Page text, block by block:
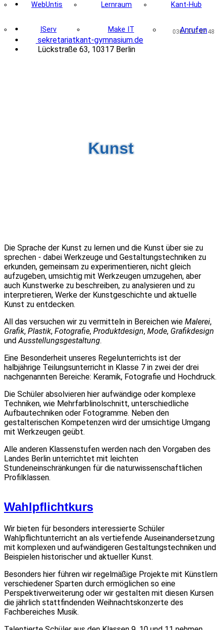
WebUntis Lernraum Kant-Hub
IServ Make IT Anrufen
030 - 513 97 48
sekretariat@
kant-gymnasium.de
Lückstraße 63, 10317 Berlin
Kunst
Die Sprache der Kunst zu lernen und die Kunst über sie zu
sprechen - dabei Werkzeuge und Gestaltungstechniken zu
erkunden, gemeinsam zu experimentieren, nicht gleich
aufzugeben, umsichtig mit Werkzeugen umzugehen, aber
auch Kunstwerke zu beschreiben, zu analysieren und zu
interpretieren, Werke der Kunstgeschichte und aktuelle
Kunst zu entdecken.
All das versuchen wir zu vermitteln in Bereichen wie Malerei,
Grafik, Plastik, Fotografie, Produktdesign, Mode, Grafikdesign
undAusstellungsgestaltung.
Eine Besonderheit unseres Regelunterrichts ist der
halbjährige Teilungsunterricht in Klasse 7 in zwei der drei
nachgenannten Bereiche: Keramik, Fotografie und Hochdruck.
Die Schüler absolvieren hier aufwändige oder komplexe
Techniken, wie Mehrfarblinolschnitt, unterschiedliche
Aufbautechniken oder Fotogramme. Neben den
gestalterischen Kompetenzen wird der umsichtige Umgang
mit Werkzeugen geübt.
Alle anderen Klassenstufen werden nach den Vorgaben des
Landes Berlin unterrichtet mit leichten
Stundeneinschränkungen für die naturwissenschaftlichen
Profilklassen.
Wahlpflichtkurs
Wir bieten für besonders interessierte Schüler
Wahlpflichtunterricht an als vertiefende Auseinandersetzung
mit komplexen und aufwändigeren Gestaltungstechniken und
Beispielen historischer und aktueller Kunst.
Besonders hier führen wir regelmäßige Projekte mit Künstlern
verschiedener Sparten durch ermöglichen so eine
Perspektiverweiterung oder wir gestalten mit diesen Kursen
die jährlich stattfindenden Weihnachtskonzerte des
Fachbereiches Musik.